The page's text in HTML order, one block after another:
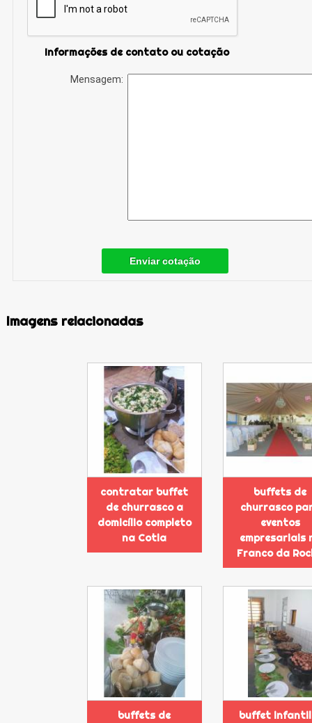
Informações de contato ou cotação
Mensagem:
Enviar cotação
Imagens relacionadas
contratar buffet
de churrasco a
domicílio completo
na Cotia
buffets de
churrasco
eventos
empresariais
Franco da
buffets de
buffet